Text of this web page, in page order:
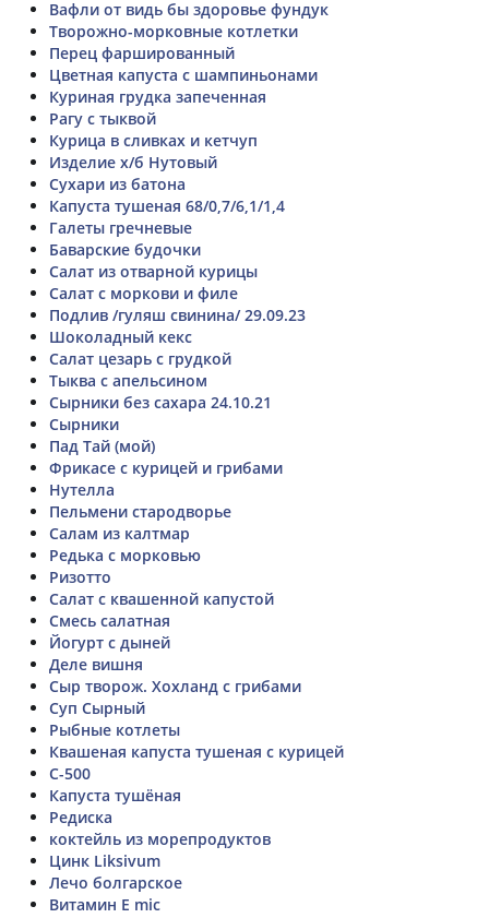
Вафли от видь бы здоровье фундук
Творожно-морковные котлетки
Перец фаршированный
Цветная капуста с шампиньонами
Куриная грудка запеченная
Рагу с тыквой
Курица в сливках и кетчуп
Изделие х/б Нутовый
Сухари из батона
Капуста тушеная 68/0,7/6,1/1,4
Галеты гречневые
Баварские будочки
Салат из отварной курицы
Салат с моркови и филе
Подлив /гуляш свинина/ 29.09.23
Шоколадный кекс
Салат цезарь с грудкой
Тыква с апельсином
Сырники без сахара 24.10.21
Сырники
Пад Тай (мой)
Фрикасе с курицей и грибами
Нутелла
Пельмени стародворье
Салам из калтмар
Редька с морковью
Ризотто
Салат с квашенной капустой
Смесь салатная
Йогурт с дыней
Деле вишня
Сыр творож. Хохланд с грибами
Суп Сырный
Рыбные котлеты
Квашеная капуста тушеная с курицей
C-500
Капуста тушёная
Редиска
коктейль из морепродуктов
Цинк Liksivum
Лечо болгарское
Витамин E mic